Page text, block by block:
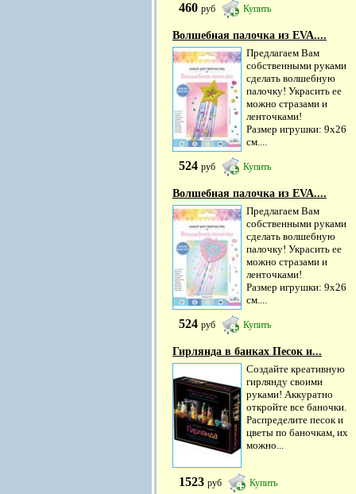
460 руб Купить
Волшебная палочка из EVA....
Предлагаем Вам
собственными руками
сделать волшебную
палочку! Украсить ее
можно стразами и
ленточками!
Размер игрушки: 9х26
см....
524 руб Купить
Волшебная палочка из EVA....
Предлагаем Вам
собственными руками
сделать волшебную
палочку! Украсить ее
можно стразами и
ленточками!
Размер игрушки: 9х26
см....
524 руб Купить
Гирлянда в банках Песок и...
Создайте креативную
гирлянду своими
руками! Аккуратно
откройте все баночки.
Распределите песок и
цветы по баночкам, их
можно...
1523 руб Купить